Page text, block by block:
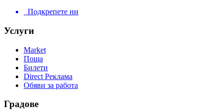
Подкрепете ни
Услуги
Market
Поща
Билети
Direct Реклама
Обяви за работа
Градове